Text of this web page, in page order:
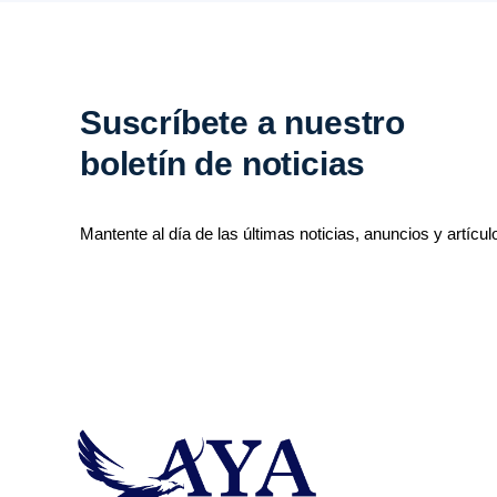
Suscríbete a nuestro
boletín de noticias
Mantente al día de las últimas noticias, anuncios y